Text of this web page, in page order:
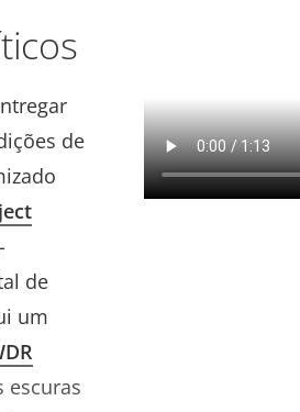
de
de
um
escuras